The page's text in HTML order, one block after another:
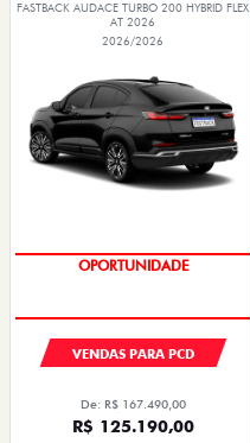
FASTBACK AUDACE TURBO 200 HYBRID FLEX
AT 2026
2026/2026
OPORTUNIDADE
VENDAS PARA PCD
De: R$ 167.490,00
R$ 125.190,00